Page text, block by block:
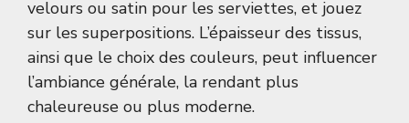
velours ou satin pour les serviettes, et jouez
sur les superpositions. L’épaisseur des tissus,
ainsi que le choix des couleurs, peut influencer
l’ambiance générale, la rendant plus
chaleureuse ou plus moderne.